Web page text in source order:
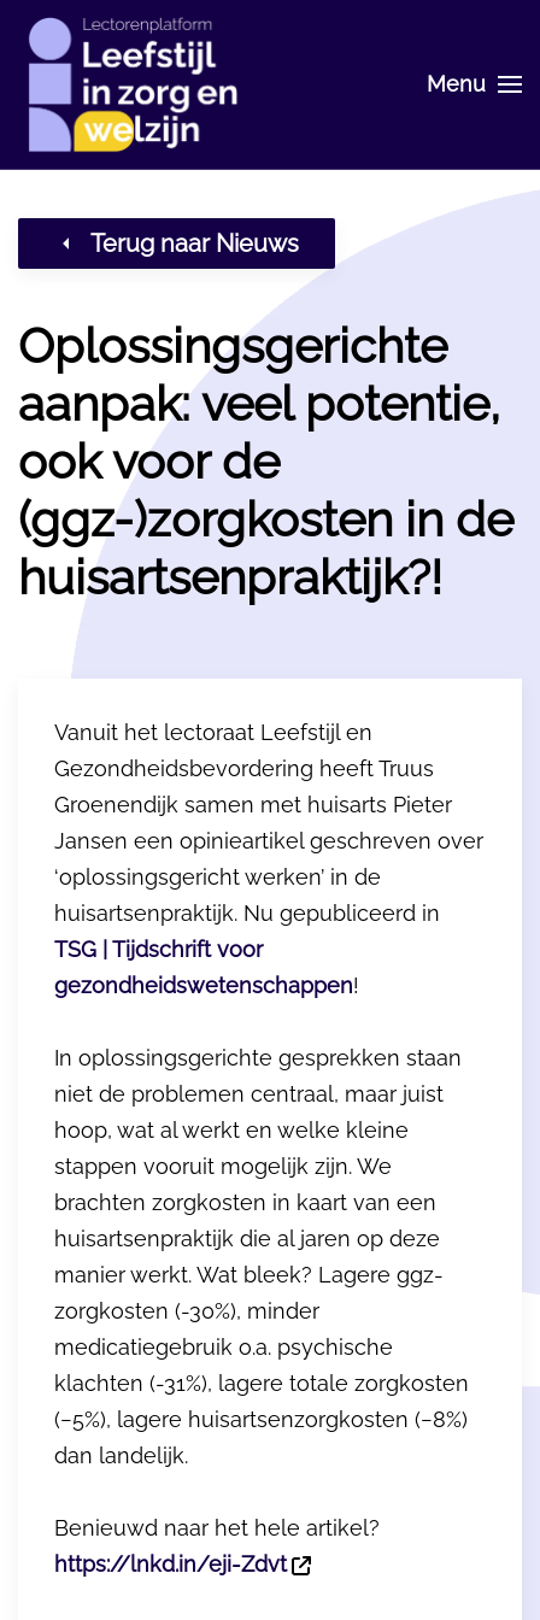
Skip
main
content
Menu
Terug naar Nieuws
Oplossingsgerichte
aanpak: veel potentie,
ook voor de
(ggz-)zorgkosten in de
huisartsenpraktijk?!
Vanuit het lectoraat Leefstijl en
Gezondheidsbevordering heeft Truus
Groenendijk samen met huisarts Pieter
Jansen een opinieartikel geschreven over
‘oplossingsgericht werken’ in de
huisartsenpraktijk. Nu gepubliceerd in
TSG | Tijdschrift voor
gezondheidswetenschappen!
In oplossingsgerichte gesprekken staan
niet de problemen centraal, maar juist
hoop, wat al werkt en welke kleine
stappen vooruit mogelijk zijn. We
brachten zorgkosten in kaart van een
huisartsenpraktijk die al jaren op deze
manier werkt. Wat bleek? Lagere ggz-
zorgkosten (-30%), minder
medicatiegebruik o.a. psychische
klachten (-31%), lagere totale zorgkosten
(−5%), lagere huisartsenzorgkosten (−8%)
dan landelijk.
Benieuwd naar het hele artikel?
https://lnkd.in/eji-Zdvt